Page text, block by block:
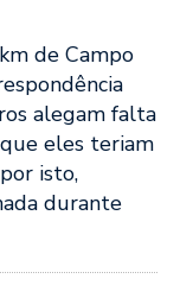
de Campo
alegam falta
eles teriam
isto,
durante